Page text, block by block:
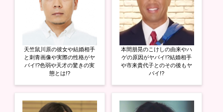
ウ
で
開
き
ま
ッ
ク
し
て
く
だ
い
(
新
し
い
ウ
ン
ウ
で
新
し
い
ウ
ィ
ウ
で
開
き
ま
天竺鼠川原の彼女や結婚相手
と刺青画像や実際の性格がヤ
バイ!?色弱や天才の驚きの実
態とは!?
本間朋晃のこけしの由来やハ
ゲの原因がヤバイ!?結婚相手
や市来貴代子とのその後もヤ
バイ!?